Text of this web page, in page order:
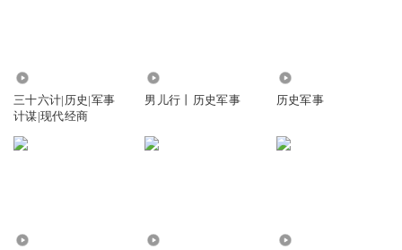
三十六计|历史|军事
计谋|现代经商
男儿行丨历史军事 历史军事